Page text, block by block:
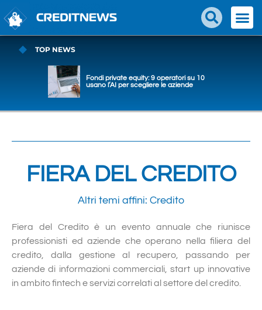
TOP NEWS
Fondi private equity: 9 operatori su 10
usano l’AI per scegliere le aziende
FIERA DEL CREDITO
Altri temi affini: Credito
Fiera del Credito è un evento annuale che riunisce
professionisti ed aziende che operano nella filiera del
credito, dalla gestione al recupero, passando per
aziende di informazioni commerciali, start up innovative
in ambito fintech e servizi correlati al settore del credito.